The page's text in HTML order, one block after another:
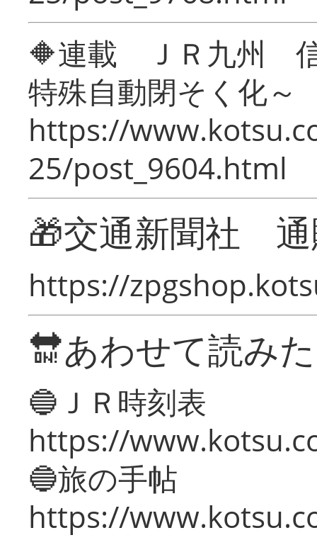
🔶連載 ＪＲ九州 信
特殊自動閉そく化～
https://
25/post_9604.html
🎁交通新聞社
https://
🔛あわせて読み
🔵ＪＲ時刻表
https://
🔵旅の手帖
https://